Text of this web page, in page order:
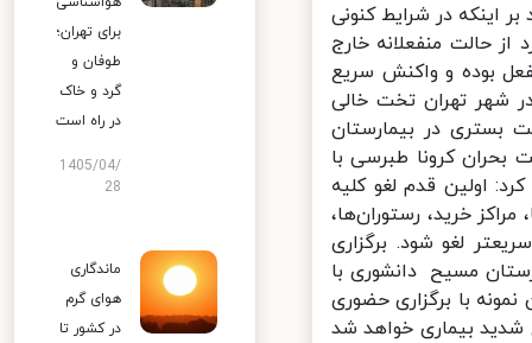
اینکه در شرایط کنونی
حالت منفعلانه خارج
بوده و واکنش سریع
شهر تهران تخت خالی
بستری در بیمارستان
کرونا طبرسی با
اولین قدم لغو کلیه
خرید، رستوران‌ها،
لغو شود. برگزاری
مسیح دانشوری با
با برگزاری حضوری
بیماری خواهد شد
برای تهران؛
طوفان و
گرد و خاک
در راه است
1405/04/
28
ماندگاری
هوای گرم
در کشور تا